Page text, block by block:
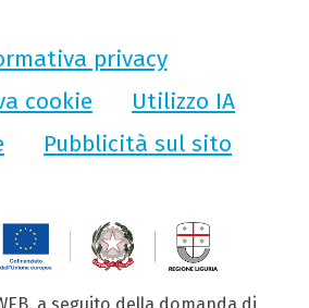
privacy
cookie
Utilizzo IA
Pubblicità sul sito